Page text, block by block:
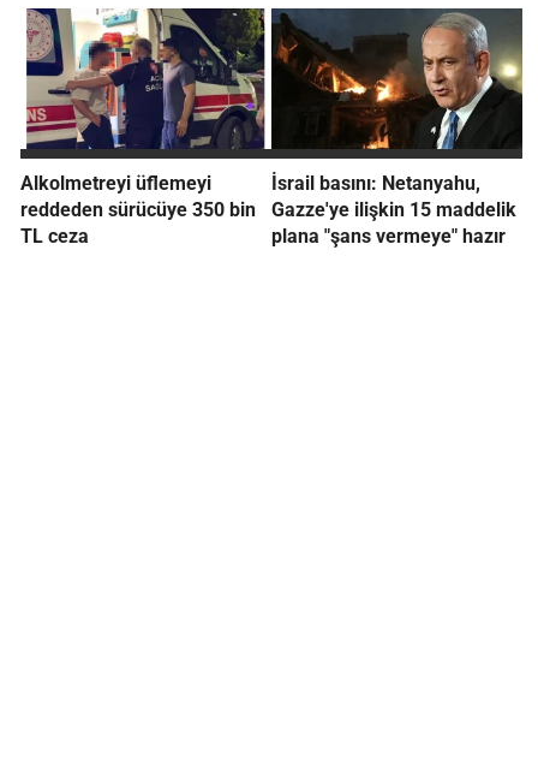
Alkolmetreyi üflemeyi
reddeden sürücüye 350 bin
TL ceza
İsrail basını: Netanyahu,
Gazze'ye ilişkin 15 maddelik
plana "şans vermeye" hazır